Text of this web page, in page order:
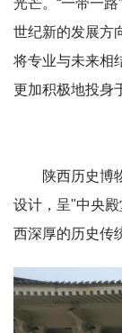
光芒。“一带一
世纪新的发展方
将专业与未来相
更加积极地投身
陕西历史博
设计，呈"中央
西深厚的历史传